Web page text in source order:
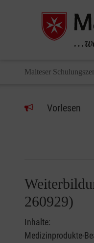
Malteser
Vorlesen
260929)
Inhalte:
Medizinprodukte-